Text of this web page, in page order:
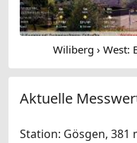
Wiliberg › West:
Aktuelle
Station: Gösgen, 381